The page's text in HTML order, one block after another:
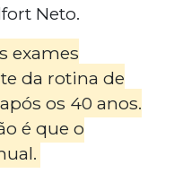
Neto.
exames
da rotina de
os 40 anos.
é que o